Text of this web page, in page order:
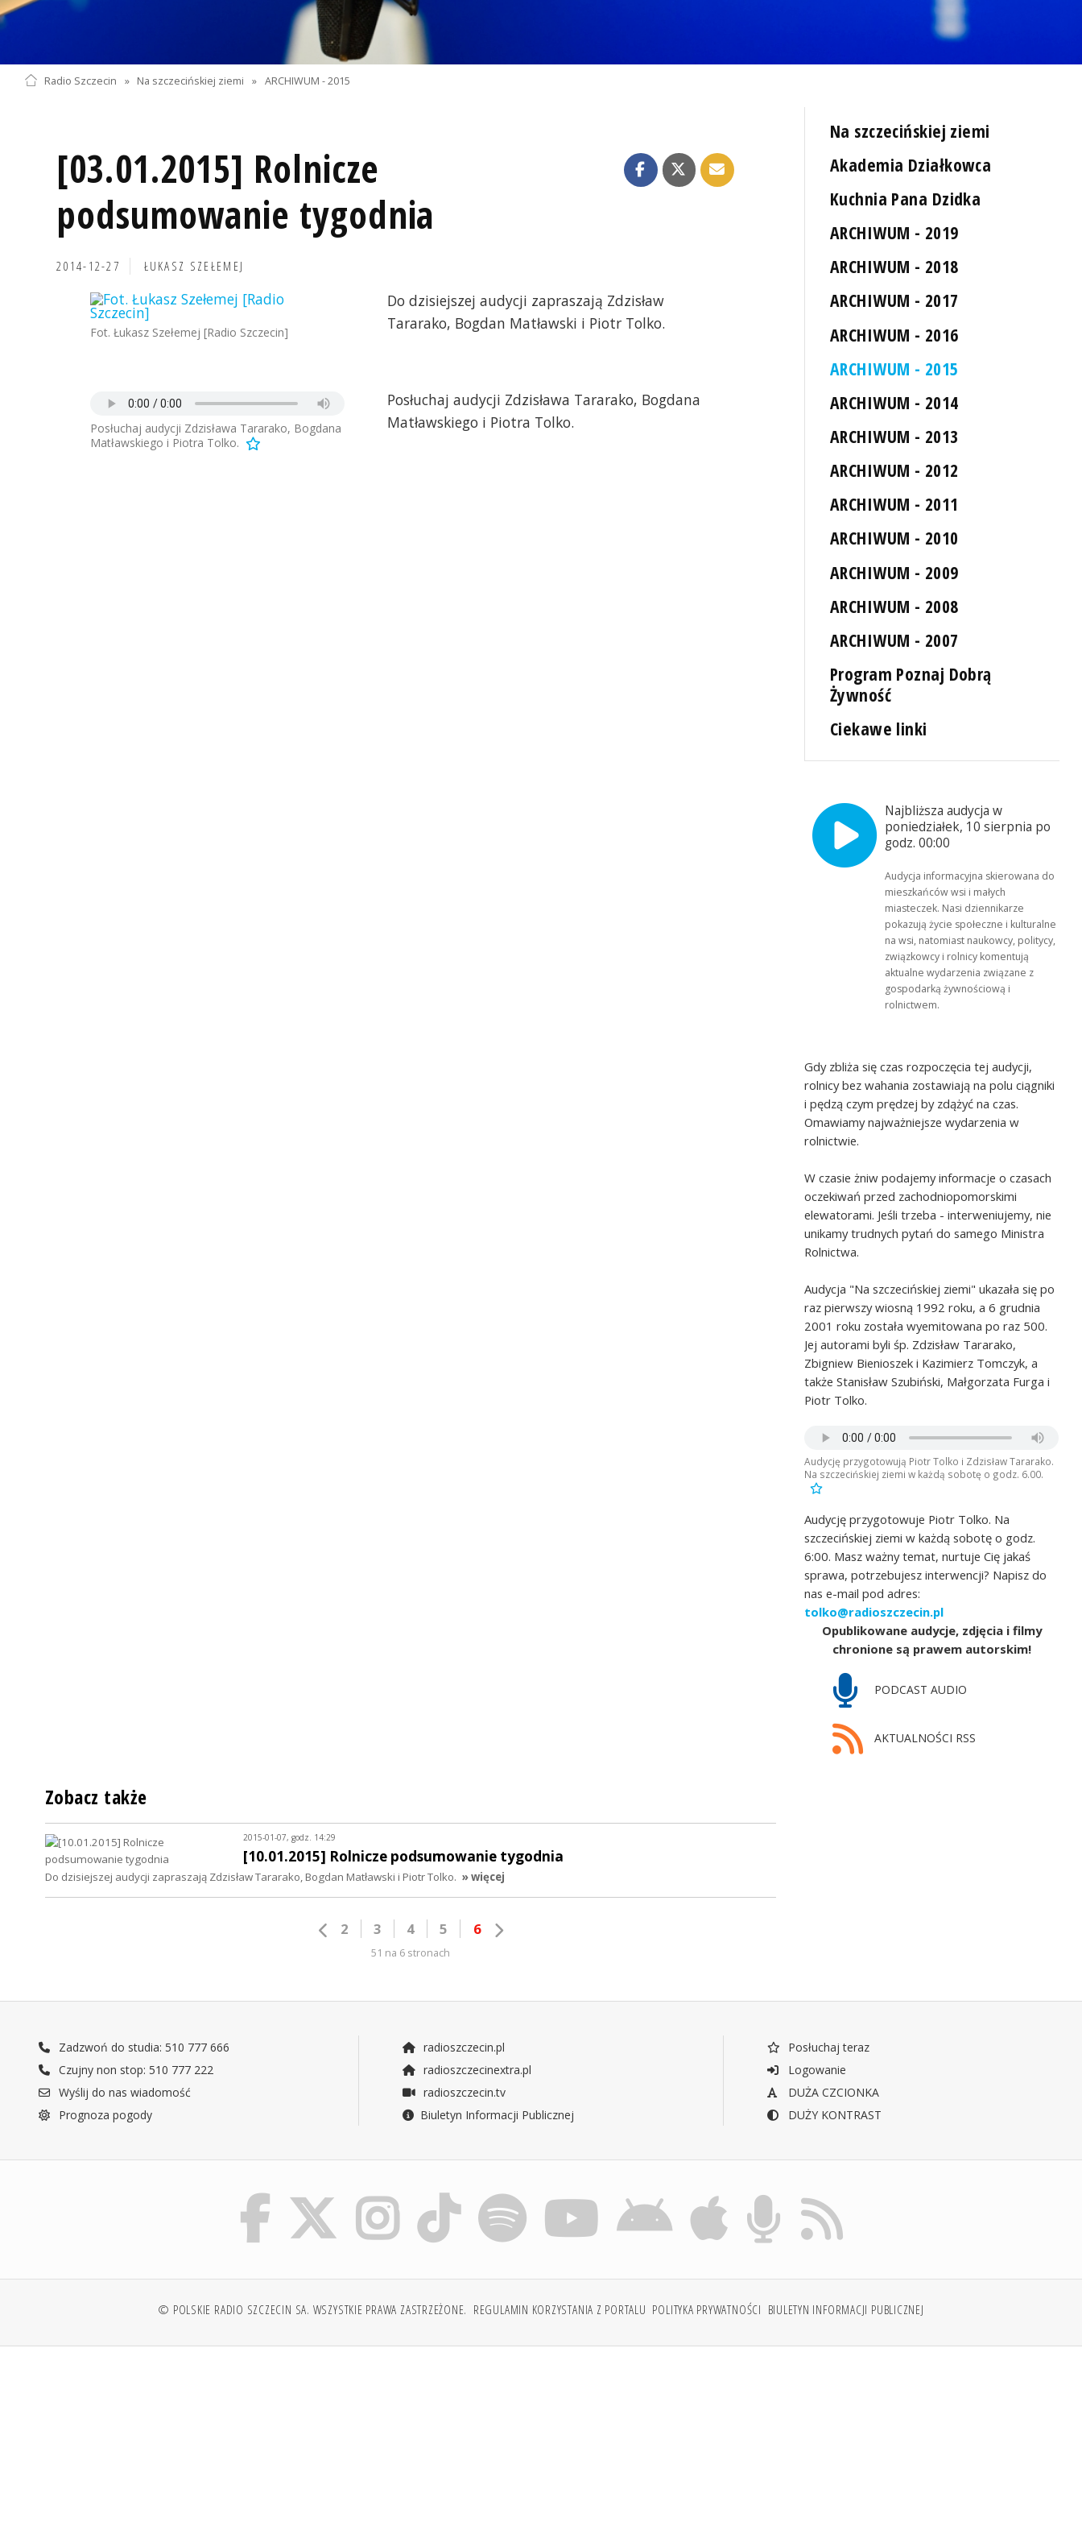
Radio Szczecin » Na szczecińskiej ziemi » ARCHIWUM - 2015
[03.01.2015] Rolnicze
podsumowanie tygodnia
2014-12-27 ŁUKASZ SZEŁEMEJ
Fot. Łukasz Szełemej [Radio Szczecin]
Do dzisiejszej audycji zapraszają Zdzisław
Tararako, Bogdan Matławski i Piotr Tolko.
Posłuchaj audycji Zdzisława Tararako, Bogdana
Matławskiego i Piotra Tolko.
Posłuchaj audycji Zdzisława Tararako, Bogdana
Matławskiego i Piotra Tolko.
Na szczecińskiej ziemi
Akademia Działkowca
Kuchnia Pana Dzidka
ARCHIWUM - 2019
ARCHIWUM - 2018
ARCHIWUM - 2017
ARCHIWUM - 2016
ARCHIWUM - 2015
ARCHIWUM - 2014
ARCHIWUM - 2013
ARCHIWUM - 2012
ARCHIWUM - 2011
ARCHIWUM - 2010
ARCHIWUM - 2009
ARCHIWUM - 2008
ARCHIWUM - 2007
Program Poznaj Dobrą
Żywność
Ciekawe linki
Najbliższa audycja w
poniedziałek, 10 sierpnia po
godz. 00:00
Audycja informacyjna skierowana do
mieszkańców wsi i małych
miasteczek. Nasi dziennikarze
pokazują życie społeczne i kulturalne
na wsi, natomiast naukowcy, politycy,
związkowcy i rolnicy komentują
aktualne wydarzenia związane z
gospodarką żywnościową i
rolnictwem.
Gdy zbliża się czas rozpoczęcia tej audycji,
rolnicy bez wahania zostawiają na polu ciągniki
i pędzą czym prędzej by zdążyć na czas.
Omawiamy najważniejsze wydarzenia w
rolnictwie.
W czasie żniw podajemy informacje o czasach
oczekiwań przed zachodniopomorskimi
elewatorami. Jeśli trzeba - interweniujemy, nie
unikamy trudnych pytań do samego Ministra
Rolnictwa.
Audycja "Na szczecińskiej ziemi" ukazała się po
raz pierwszy wiosną 1992 roku, a 6 grudnia
2001 roku została wyemitowana po raz 500.
Jej autorami byli śp. Zdzisław Tararako,
Zbigniew Bienioszek i Kazimierz Tomczyk, a
także Stanisław Szubiński, Małgorzata Furga i
Piotr Tolko.
Audycję przygotowują Piotr Tolko i Zdzisław Tararako.
Na szczecińskiej ziemi w każdą sobotę o godz. 6.00.
Audycję przygotowuje Piotr Tolko. Na
szczecińskiej ziemi w każdą sobotę o godz.
6:00. Masz ważny temat, nurtuje Cię jakaś
sprawa, potrzebujesz interwencji? Napisz do
nas e-mail pod adres:
tolko@radioszczecin.pl
Opublikowane audycje, zdjęcia i filmy
chronione są prawem autorskim!
PODCAST AUDIO
AKTUALNOŚCI RSS
Zobacz także
2015-01-07, godz. 14:29
[10.01.2015] Rolnicze podsumowanie tygodnia
Do dzisiejszej audycji zapraszają Zdzisław Tararako, Bogdan Matławski i Piotr Tolko. » więcej
2 3 4 5 6
51 na 6 stronach
Zadzwoń do studia: 510 777 666
Czujny non stop: 510 777 222
Wyślij do nas wiadomość
Prognoza pogody
radioszczecin.pl
radioszczecinextra.pl
radioszczecin.tv
Biuletyn Informacji Publicznej
Posłuchaj teraz
Logowanie
DUŻA CZCIONKA
DUŻY KONTRAST
© POLSKIE RADIO SZCZECIN SA. WSZYSTKIE PRAWA ZASTRZEŻONE. REGULAMIN KORZYSTANIA Z PORTALU POLITYKA PRYWATNOŚCI BIULETYN INFORMACJI PUBLICZNEJ